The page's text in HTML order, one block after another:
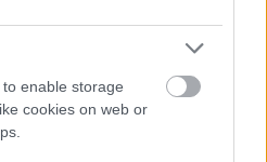
enable storage
cookies on web or